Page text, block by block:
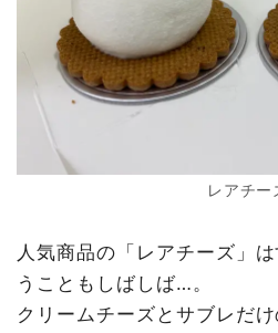
レアチー
人気商品の「レアチーズ」
うこともしばしば…。
クリームチーズとサブレだ